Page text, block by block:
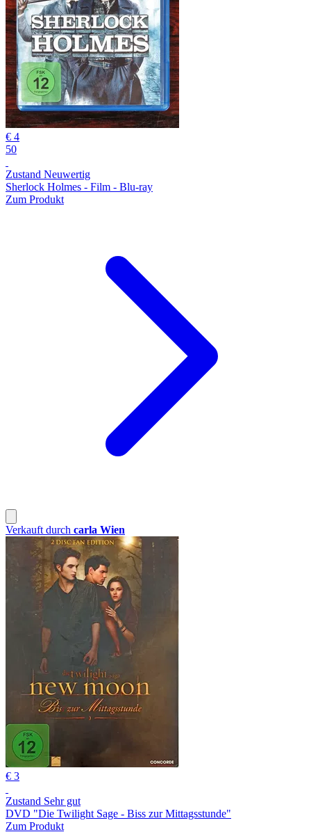
€ 4
50
Zustand Neuwertig
Sherlock Holmes - Film - Blu-ray
Zum Produkt
Verkauft durch carla Wien
€ 3
Zustand Sehr gut
DVD "Die Twilight Sage - Biss zur Mittagsstunde"
Zum Produkt